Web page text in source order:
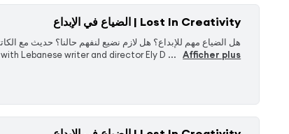
Lost In Creativity | الضياع في الإبداع
Lebanese writer and director Ely D ...
Afficher plus